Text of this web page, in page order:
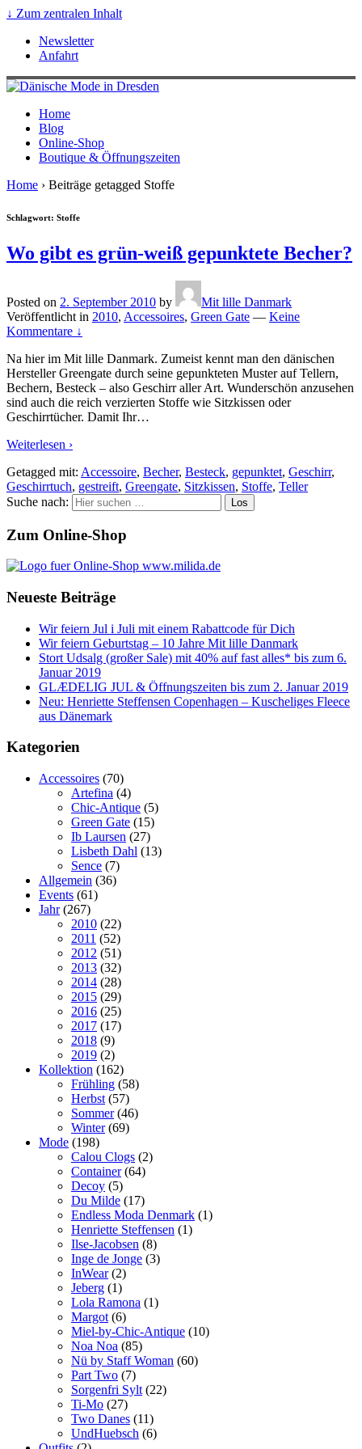
↓ Zum zentralen Inhalt
Newsletter
Anfahrt
Home
Blog
Online-Shop
Boutique & Öffnungszeiten
Home › Beiträge getagged Stoffe
Schlagwort: Stoffe
Wo gibt es grün-weiß gepunktete Becher?
Posted on 2. September 2010 by
Mit lille Danmark
Veröffentlicht in 2010, Accessoires, Green Gate — Keine
Kommentare ↓
Na hier im Mit lille Danmark. Zumeist kennt man den dänischen
Hersteller Greengate durch seine gepunkteten Muster auf Tellern,
Bechern, Besteck – also Geschirr aller Art. Wunderschön anzusehen
sind auch die reich verzierten Stoffe wie Sitzkissen oder
Geschirrtücher. Damit Ihr…
Weiterlesen ›
Getagged mit: Accessoire, Becher, Besteck, gepunktet, Geschirr,
Geschirrtuch, gestreift, Greengate, Sitzkissen, Stoffe, Teller
Suche nach:
Zum Online-Shop
Neueste Beiträge
Wir feiern Jul i Juli mit einem Rabattcode für Dich
Wir feiern Geburtstag – 10 Jahre Mit lille Danmark
Stort Udsalg (großer Sale) mit 40% auf fast alles* bis zum 6.
Januar 2019
GLÆDELIG JUL & Öffnungszeiten bis zum 2. Januar 2019
Neu: Henriette Steffensen Copenhagen – Kuscheliges Fleece
aus Dänemark
Kategorien
Accessoires (70)
Artefina (4)
Chic-Antique (5)
Green Gate (15)
Ib Laursen (27)
Lisbeth Dahl (13)
Sence (7)
Allgemein (36)
Events (61)
Jahr(267)
2010 (22)
2011 (52)
2012 (51)
2013 (32)
2014 (28)
2015 (29)
2016 (25)
2017 (17)
2018 (9)
2019 (2)
Kollektion (162)
Frühling (58)
Herbst (57)
Sommer(46)
Winter(69)
Mode (198)
Calou Clogs (2)
Container(64)
Decoy (5)
Du Milde (17)
Endless Moda Denmark (1)
Henriette Steffensen (1)
Ilse-Jacobsen (8)
Inge de Jonge (3)
InWear(2)
Jeberg (1)
Lola Ramona (1)
Margot (6)
Miel-by-Chic-Antique (10)
Noa Noa (85)
Nü by Staff Woman (60)
Part Two (7)
Sorgenfri Sylt (22)
Ti-Mo (27)
Two Danes (11)
UndHuebsch (6)